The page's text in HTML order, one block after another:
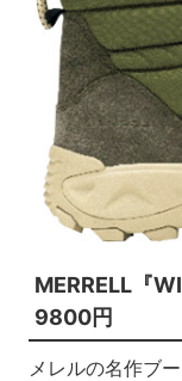
MERRELL『
9800円
メレルの名作ブ